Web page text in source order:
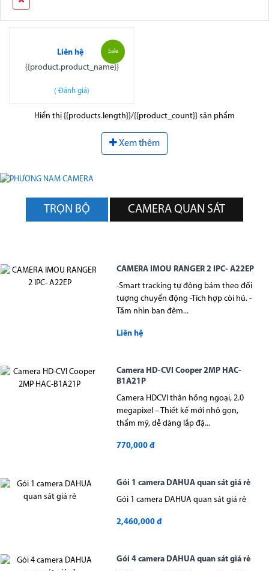
Sale
Liên hệ
{{product.product_name}}
( Đánh giá)
Hiển thị {{products.length}}/{{product_count}} sản phẩm
Xem thêm
TRỌN BỘ CAMERA QUAN SÁT
CAMERA IMOU RANGER 2 IPC- A22EP
-Smart tracking tự động bám theo đối
tượng chuyển động -Tích hợp còi hú. -
Tầm nhìn ban đêm...
Liên hệ
Camera HD-CVI Cooper 2MP HAC-
B1A21P
Camera HDCVI thân hồng ngoại, 2.0
megapixel – Thiết kế mới nhỏ gọn,
thẩm mỹ, dễ dàng lắp đặ...
770,000 đ
Gói 1 camera DAHUA quan sát giá rẻ
Gói 1 camera DAHUA quan sát giá rẻ
2,460,000 đ
Gói 4 camera DAHUA quan sát giá rẻ